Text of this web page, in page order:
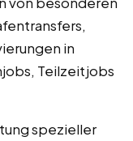
in
Teilzeitjobs
spezieller